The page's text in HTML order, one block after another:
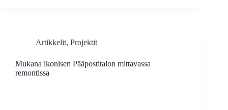
Artikkelit, Projektit
Mukana ikonisen Pääpostitalon mittavassa
remontissa